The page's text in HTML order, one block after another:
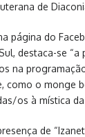
de
página do
destaca-se “a
na
como o monge
os à mística da
de